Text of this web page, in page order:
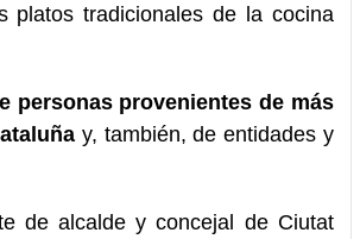
platos tradicionales de la cocina
personas provenientes de más
y, también, de entidades y
de alcalde y concejal de Ciutat